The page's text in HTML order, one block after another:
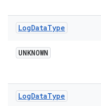
LogDataType
UNKNOWN
LogDataType